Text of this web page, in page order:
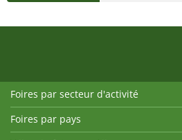
Foires par secteur d'activité
Foires par pays